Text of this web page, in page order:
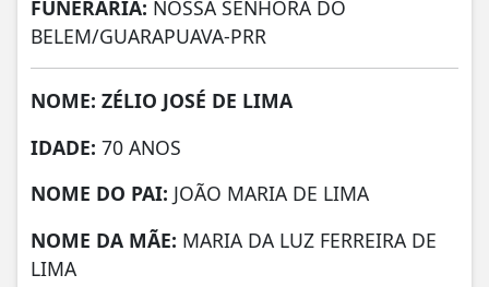
FUNERÁRIA: NOSSA SENHORA DO
BELEM/GUARAPUAVA-PRR
NOME: ZÉLIO JOSÉ DE LIMA
IDADE: 70 ANOS
NOME DO PAI: JOÃO MARIA DE LIMA
NOME DA MÃE: MARIA DA LUZ FERREIRA DE
LIMA